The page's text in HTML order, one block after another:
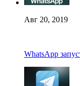
Авг 20, 2019
WhatsApp